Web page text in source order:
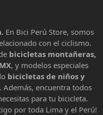
En Bici Perú Store, somos
con el ciclismo.
bicicletas montañeras,
, y modelos especiales
bicicletas de niños y
. Además, encuentra todos
para tu bicicleta.
por toda Lima y el Perú!